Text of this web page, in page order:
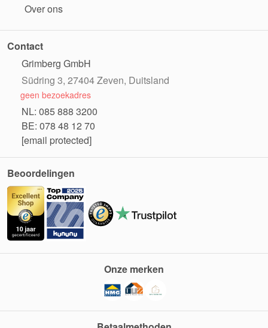
Over ons
Contact
Grimberg GmbH
Südring 3, 27404 Zeven, Duitsland
geen bezoekadres
NL: 085 888 3200
BE: 078 48 12 70
[email protected]
Beoordelingen
Onze merken